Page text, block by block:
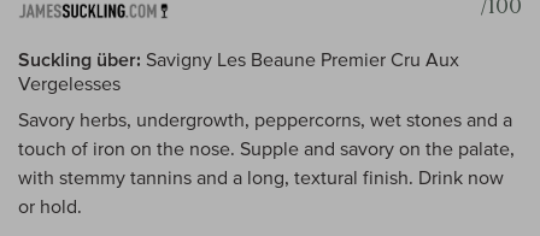
/100
Suckling über: Savigny Les Beaune Premier Cru Aux
Vergelesses
Savory herbs, undergrowth, peppercorns, wet stones and a
touch of iron on the nose. Supple and savory on the palate,
with stemmy tannins and a long, textural finish. Drink now
or hold.